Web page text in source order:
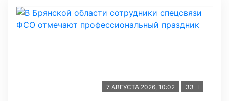
7 АВГУСТА 2026, 10:02 33